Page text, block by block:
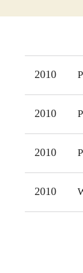
2010
2010
2010
2010